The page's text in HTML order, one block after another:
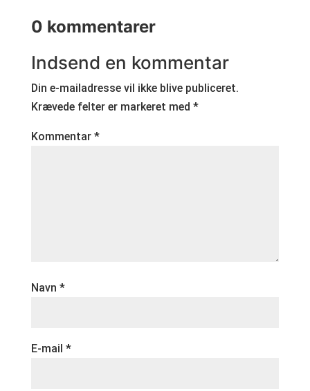
0 kommentarer
Indsend en kommentar
Din e-mailadresse vil ikke blive publiceret.
Krævede felter er markeret med *
Kommentar *
Navn *
E-mail *